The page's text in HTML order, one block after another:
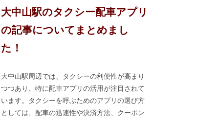
大中山駅のタクシー配車アプリ
の記事についてまとめまし
た！
大中山駅周辺では、タクシーの利便性が高まり
つつあり、特に配車アプリの活用が注目されて
います。タクシーを呼ぶためのアプリの選び方
としては、配車の迅速性や決済方法、クーポン